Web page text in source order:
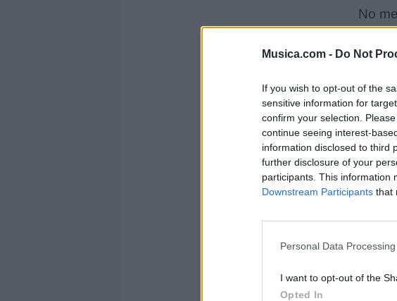
Musica.com - Do Not
If you wish to opt-out of the
sensitive information for
confirm your selection.
continue seeing interest-
information disclosed to third
further disclosure of your
participants. This information
Downstream Participants that
Personal Data
I want to opt-out of the
Opted In
No